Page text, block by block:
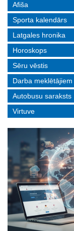
Afiša
Sporta kalendārs
Latgales hronika
Horoskops
Sēru vēstis
Darba meklētājiem
Autobusu saraksts
Virtuve